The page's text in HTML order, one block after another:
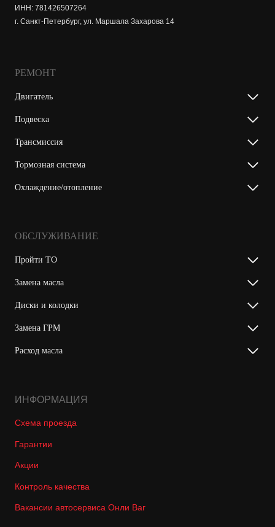
ИНН: 781426507264
г. Санкт-Петербург, ул. Маршала Захарова 14
РЕМОНТ
Двигатель
Подвеска
Трансмиссия
Тормозная система
Охлаждение/отопление
ОБСЛУЖИВАНИЕ
Пройти ТО
Замена масла
Диски и колодки
Замена ГРМ
Расход масла
ИНФОРМАЦИЯ
Схема проезда
Гарантии
Акции
Контроль качества
Вакансии автосервиса Онли Ваг